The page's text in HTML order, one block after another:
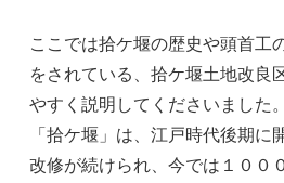
ここでは拾ケ堰の歴史や頭首工
をされている、拾ケ堰土地改良
やすく説明してくださいました。
「拾ケ堰」は、江戸時代後期に
改修が続けられ、今では１００